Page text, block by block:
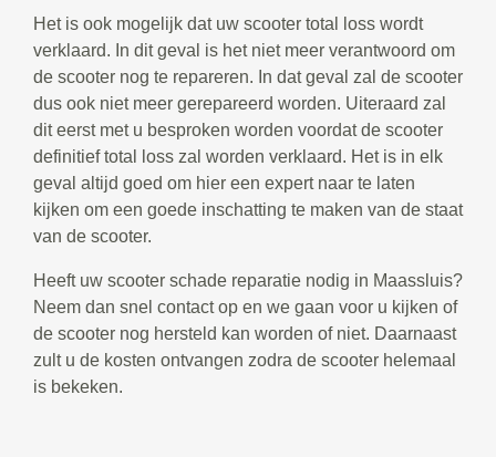
Het is ook mogelijk dat uw scooter total loss wordt
verklaard. In dit geval is het niet meer verantwoord om
de scooter nog te repareren. In dat geval zal de scooter
dus ook niet meer gerepareerd worden. Uiteraard zal
dit eerst met u besproken worden voordat de scooter
definitief total loss zal worden verklaard. Het is in elk
geval altijd goed om hier een expert naar te laten
kijken om een goede inschatting te maken van de staat
van de scooter.
Heeft uw scooter schade reparatie nodig in Maassluis?
Neem dan snel contact op en we gaan voor u kijken of
de scooter nog hersteld kan worden of niet. Daarnaast
zult u de kosten ontvangen zodra de scooter helemaal
is bekeken.